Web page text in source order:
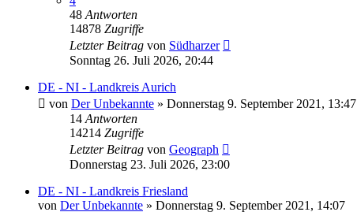
48 Antworten
14878 Zugriffe
Letzter Beitrag von Südharzer
Sonntag 26. Juli 2026, 20:44
DE - NI - Landkreis Aurich
von Der Unbekannte » Donnerstag 9. September 2021, 13:47
14 Antworten
14214 Zugriffe
Letzter Beitrag von Geograph
Donnerstag 23. Juli 2026, 23:00
DE - NI - Landkreis Friesland
von Der Unbekannte » Donnerstag 9. September 2021, 14:07